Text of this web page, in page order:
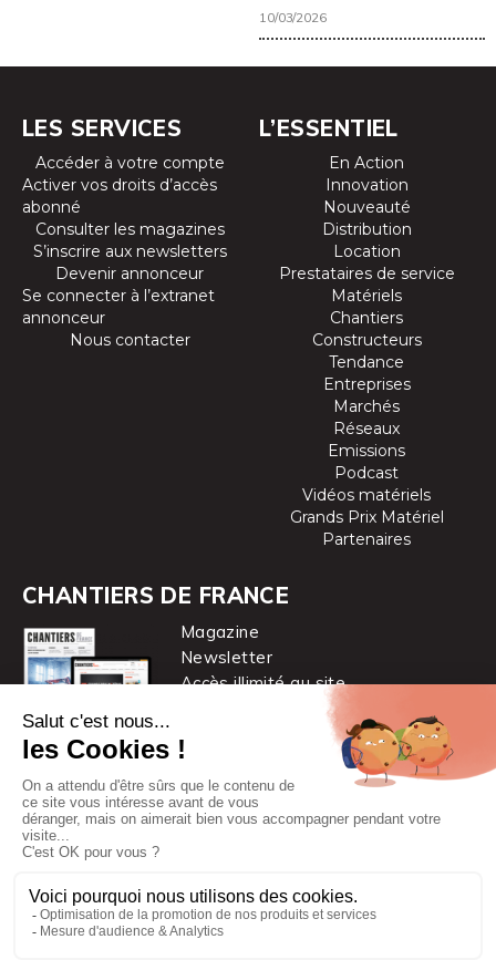
10/03/2026
LES SERVICES
Accéder à votre compte
Activer vos droits d’accès
abonné
Consulter les magazines
S’inscrire aux newsletters
Devenir annonceur
Se connecter à l’extranet
annonceur
Nous contacter
L’ESSENTIEL
En Action
Innovation
Nouveauté
Distribution
Location
Prestataires de service
Matériels
Chantiers
Constructeurs
Tendance
Entreprises
Marchés
Réseaux
Emissions
Podcast
Vidéos matériels
Grands Prix Matériel
Partenaires
CHANTIERS DE FRANCE
Magazine
Newsletter
Accès illimité au site
Chantiers de France est une marque